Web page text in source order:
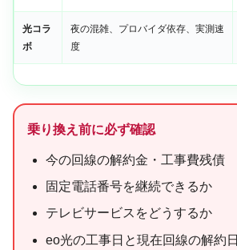
光コラ
ボ
夜の混雑、プロバイダ依存、実測速
度
乗り換え前に必ず確認
今の回線の解約金・工事費残債
固定電話番号を継続できるか
テレビサービスをどうするか
eo光の工事日と現在回線の解約日